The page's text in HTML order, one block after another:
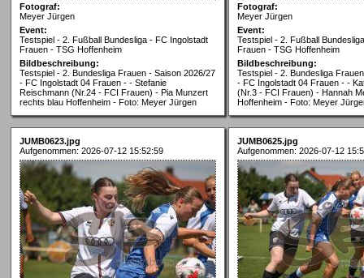
Fotograf:
Meyer Jürgen
Event:
Testspiel - 2. Fußball Bundesliga - FC Ingolstadt
Frauen - TSG Hoffenheim
Bildbeschreibung:
Testspiel - 2. Bundesliga Frauen - Saison 2026/27
- FC Ingolstadt 04 Frauen - - Stefanie
Reischmann (Nr.24 - FCI Frauen) - Pia Munzert
rechts blau Hoffenheim - Foto: Meyer Jürgen
Fotograf:
Meyer Jürgen
Event:
Testspiel - 2. Fußball
Frauen - TSG Hoffenheim
Bildbeschreibung:
Testspiel - 2. Bundesliga
- FC Ingolstadt 04 Frauen - -
(Nr.3 - FCI Frauen) - Hannah
Hoffenheim - Foto: Meyer
JUMB0623.jpg
Aufgenommen: 2026-07-12 15:52:59
JUMB0625.jpg
Aufgenommen: 2026-07-12